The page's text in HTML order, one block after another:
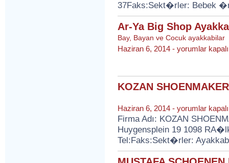
37Faks:Sekt�rler: Bebek
Ar-Ya Big Shop
Bay, Bayan ve Cocuk ayakkabilar
Haziran 6, 2014 - Ar-
Ya
Ayakkabici
Ede
için
yorumlar kapalı
KOZAN
Haziran 6, 2014 - KOZAN
SHOENMAKERIJ
için
yorumlar kapalı
Firma Adı: KOZAN
Huygensplein 19 1098
Tel:Faks:Sekt�rler: